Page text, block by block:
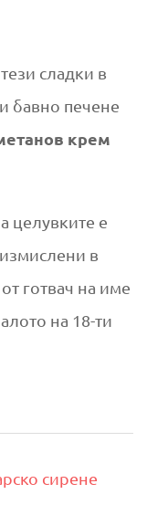
сладки в
бавно печене
крем
целувките е
в
от готвач на име
на 18-ти
сирене